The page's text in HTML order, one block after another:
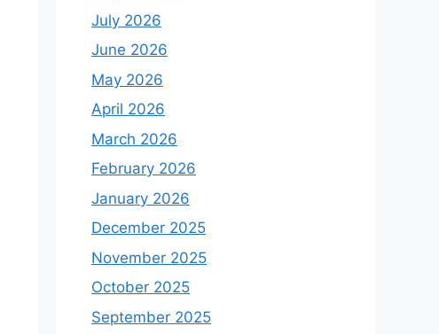
July 2026
June 2026
May 2026
April 2026
March 2026
February 2026
January 2026
December 2025
November 2025
October 2025
September 2025